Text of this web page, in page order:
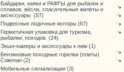
Байдарки, каяки и РАФТЫ для рыбалок и
сплавов, вёсла, спасательные жилеты и
аксессуары (57)
Подвесные лодочные моторы (67)
Герметичная упаковка для туризма,
рыбалки, походов. (24)
Экшн-камеры и аксессуары к ним (1)
Бензиновые походные горелки (плиты)
Coleman (2)
Мобильные сигнализации (3)